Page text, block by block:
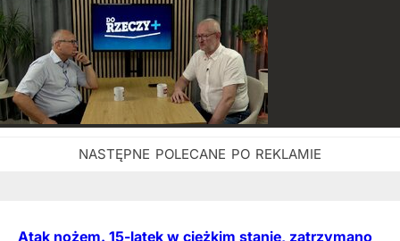
Atak nożem. 15-latek w ciężkim stanie, zatrzymano